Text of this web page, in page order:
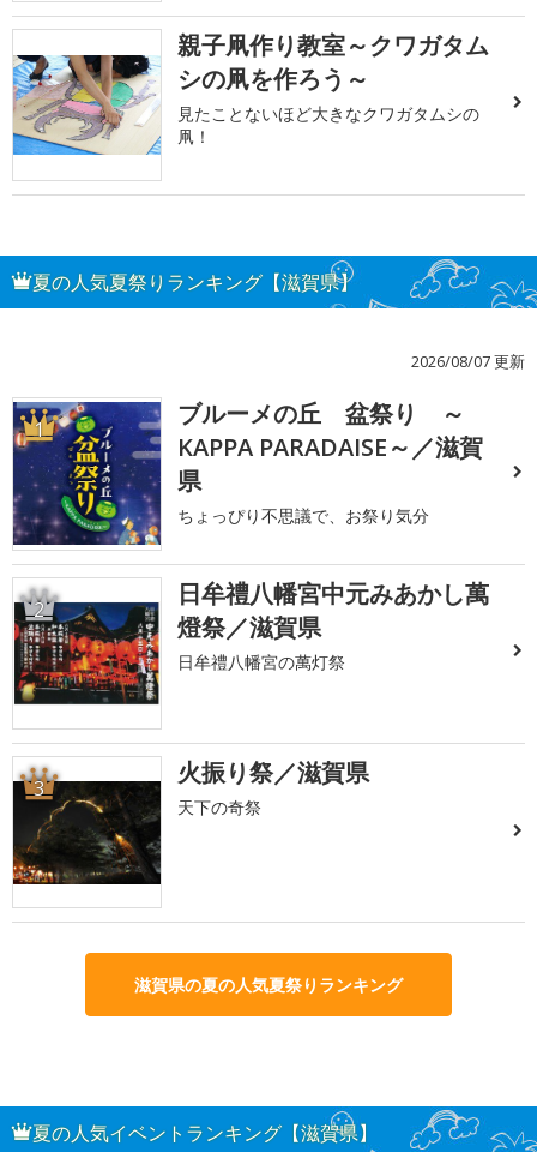
親子凧作り教室～クワガタム
シの凧を作ろう～
見たことないほど大きなクワガタムシの
凧！
夏の人気夏祭りランキング【滋賀県】
2026/08/07 更新
1
ブルーメの丘 盆祭り ～
KAPPA PARADAISE～／滋賀
県
ちょっぴり不思議で、お祭り気分
2
日牟禮八幡宮中元みあかし萬
燈祭／滋賀県
日牟禮八幡宮の萬灯祭
3 火振り祭／滋賀県
天下の奇祭
滋賀県の夏の人気夏祭りランキング
夏の人気イベントランキング【滋賀県】